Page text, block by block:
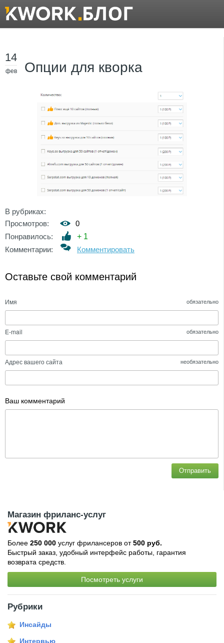
14
фев Опции для кворка
В рубриках:
Просмотров:
0
Понравилось:
+ 1
Комментарии:
Комментировать
Оставьте свой комментарий
Имя обязательно
E-mail обязательно
Адрес вашего сайта необязательно
Ваш комментарий
Отправить
Магазин фриланс-услуг
Более 250 000 услуг фрилансеров от500 руб.
Быстрый заказ, удобный интерфейс работы, гарантия
возврата средств.
Посмотреть услуги
Рубрики
Инсайды
Интервью